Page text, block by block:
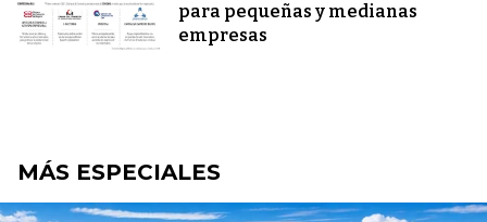
para pequeñas y medianas
empresas
MÁS ESPECIALES